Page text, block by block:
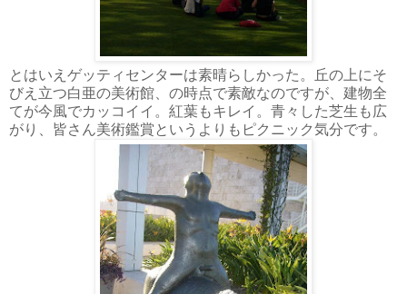
とはいえゲッティセンターは素晴らしかった。丘の上にそ
びえ立つ白亜の美術館、の時点で素敵なのですが、建物全
てが今風でカッコイイ。紅葉もキレイ。青々した芝生も広
がり、皆さん美術鑑賞というよりもピクニック気分です。